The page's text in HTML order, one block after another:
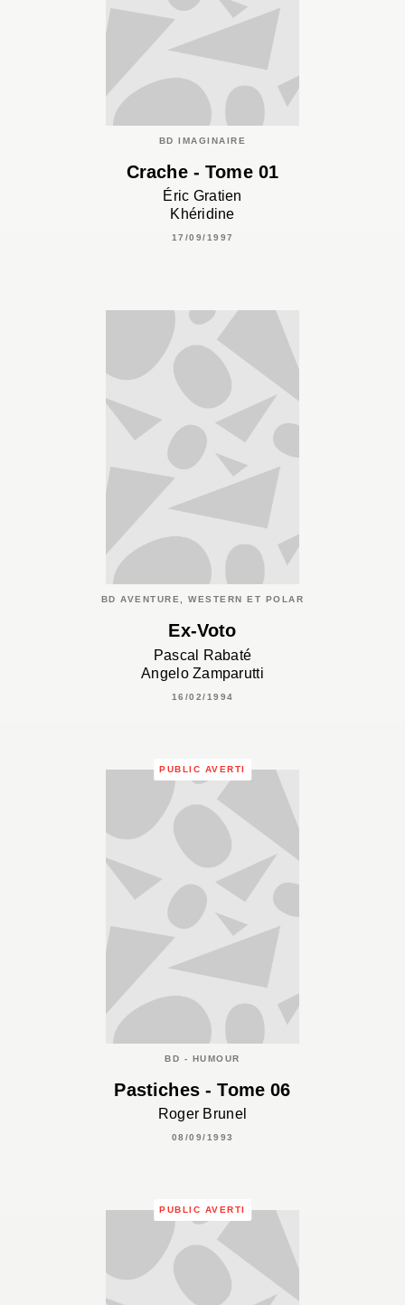
BD IMAGINAIRE
Crache - Tome 01
Éric Gratien
Khéridine
17/09/1997
BD AVENTURE, WESTERN ET POLAR
Ex-Voto
Pascal Rabaté
Angelo Zamparutti
16/02/1994
PUBLIC AVERTI
BD - HUMOUR
Pastiches - Tome 06
Roger Brunel
08/09/1993
PUBLIC AVERTI